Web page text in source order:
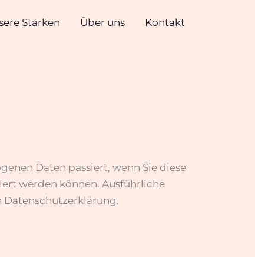
Stärken Über uns Kontakt
Daten passiert, wenn Sie diese
werden können. Ausführliche
Datenschutzerklärung.